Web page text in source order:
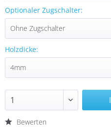
Optionaler Zugschalter:
Holzdicke:
Bewerten